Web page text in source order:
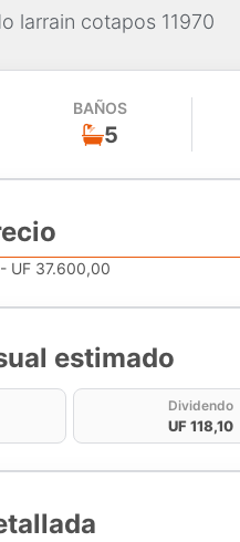
larrain cotapos 11970
BAÑOS
5
UF 37.600,00
estimado
estimado
Dividendo
UF 118,10